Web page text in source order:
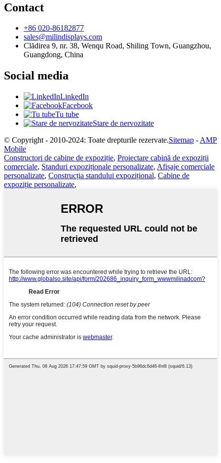
Contact
+86 020-86182877
sales@milindisplays.com
Clădirea 9, nr. 38, Wenqu Road, Shiling Town, Guangzhou,
Guangdong, China
Social media
LinkedIn
Facebook
Tu tube
Stare de nervozitate
© Copyright - 2010-2024: Toate drepturile rezervate.Sitemap - AMP
Mobile
Constructori de cabine de expoziție, Proiectare cabină de expoziții
comerciale, Standuri expoziționale personalizate, Afișaje comerciale
personalizate, Construcția standului expozițional, Cabine de
expoziție personalizate,